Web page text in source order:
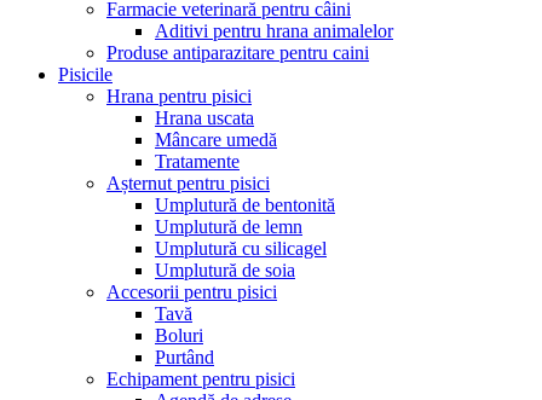
Farmacie veterinară pentru câini
Aditivi pentru hrana animalelor
Produse antiparazitare pentru caini
Pisicile
Hrana pentru pisici
Hrana uscata
Mâncare umedă
Tratamente
Așternut pentru pisici
Umplutură de bentonită
Umplutură de lemn
Umplutură cu silicagel
Umplutură de soia
Accesorii pentru pisici
Tavă
Boluri
Purtând
Echipament pentru pisici